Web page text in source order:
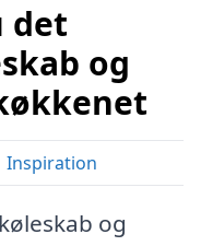
det
og
Inspiration
og